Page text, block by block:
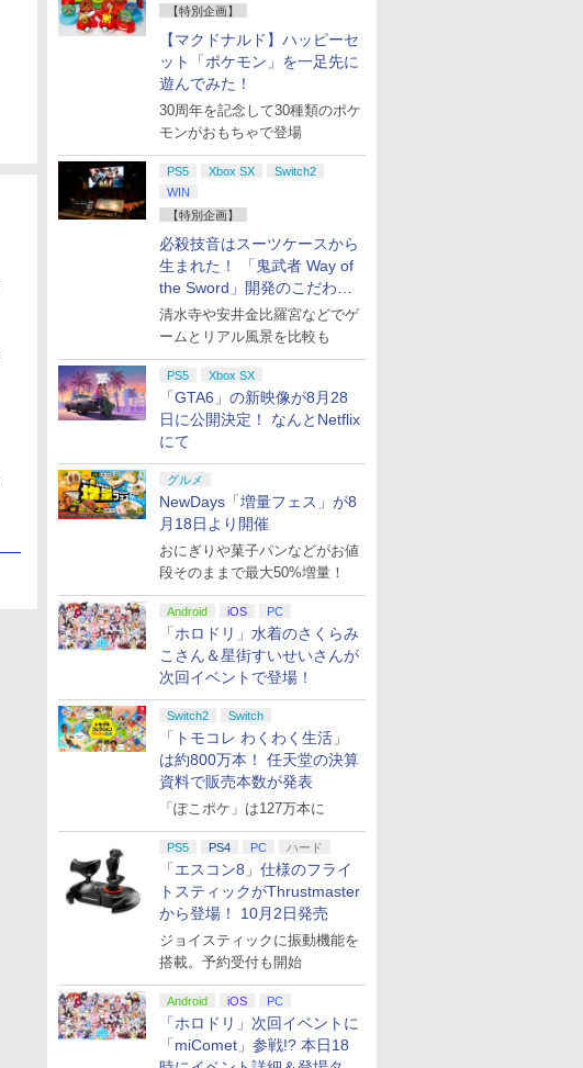
【特別企画】
【マクドナルド】ハッピーセ
ット「ポケモン」を一足先に
遊んでみた！
30周年を記念して30種類のポケ
モンがおもちゃで登場
PS5 Xbox SX
Switch2
WIN
【特別企画】
必殺技音はスーツケースから
生まれた！ 「鬼武者 Way of
the Sword」開発のこだわり
を目撃！
清水寺や安井金比羅宮などでゲ
ームとリアル風景を比較も
PS5 Xbox SX
「GTA6」の新映像が8月28
日に公開決定！ なんとNetflix
にて
グルメ
NewDays「増量フェス」が8
月18日より開催
おにぎりや菓子パンなどがお値
段そのままで最大50%増量！
Android iOS PC
「ホロドリ」水着のさくらみ
こさん＆星街すいせいさんが
次回イベントで登場！
Switch2 Switch
「トモコレ わくわく生活」
は約800万本！ 任天堂の決算
資料で販売本数が発表
「ぽこポケ」は127万本に
PS5 PS4 PC ハード
「エスコン8」仕様のフライ
トスティックがThrustmaster
から登場！ 10月2日発売
ジョイスティックに振動機能を
搭載。予約受付も開始
Android iOS PC
「ホロドリ」次回イベントに
「miComet」参戦!? 本日18